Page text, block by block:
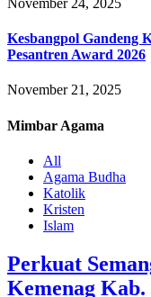
November 24, 2025
Kesbangpol Gandeng
Pesantren Award 2026
November 21, 2025
Mimbar Agama
All
Agama Budha
Katolik
Kristen
Islam
Perkuat
Kemenag